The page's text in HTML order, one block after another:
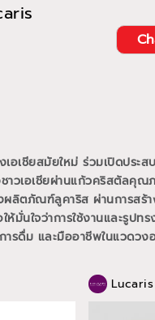
อเชียสมัยใหม่ ร่วมเปิดประ
าวเอเชียผ่านแก้วคริสตัลคุณ
ผลิตภัณฑ์ลูคาริส ผ่านการสร้
มั่นใจว่าการใช้งานและรูปท
รดื่ม และมืออาชีพในแวดวง
Lucaris